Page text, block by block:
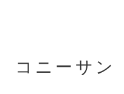
コニーサン